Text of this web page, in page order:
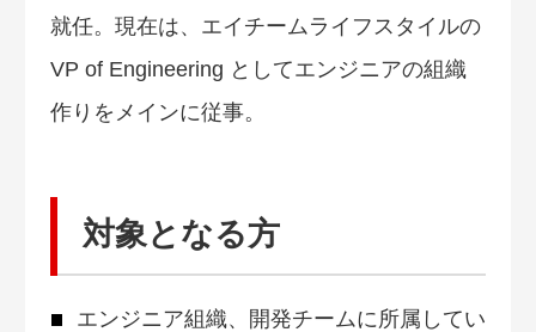
就任。現在は、エイチームライフスタイルの
VP of Engineering としてエンジニアの組織
作りをメインに従事。
対象となる方
エンジニア組織、開発チームに所属してい